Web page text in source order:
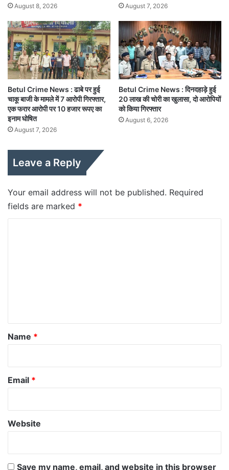
August 8, 2026 August 7, 2026
Betul Crime News : ढाबे पर हुई
चाकू बाजी के मामले में 7 आरोपी गिरफ्तार,
एक फरार आरोपी पर 10 हजार रूपए का
इनाम घोषित
August 7, 2026
Betul Crime News : दिनदहाड़े हुई
20 लाख की चोरी का खुलासा, दो आरोपियों
को किया गिरफ्तार
August 6, 2026
Leave a Reply
Your email address will not be published. Required
fields are marked *
*
Name *
Email *
Website
Save my name, email, and website in this browser